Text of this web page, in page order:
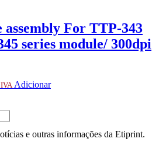
assembly For TTP-343
series module/ 300dpi
Adicionar
e outras informações da Etiprint.